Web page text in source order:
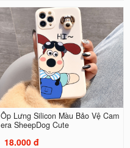
Ốp Lưng Silicon Màu Bảo Vệ Cam
era SheepDog Cute
18.000 đ